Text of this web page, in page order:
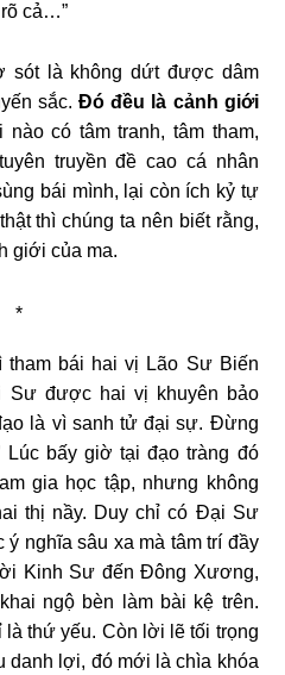
cả…”
sót là không dứt được dâm
sắc.Đó đều là cảnh giới
có tâm tranh, tâm tham,
truyền đề cao cá nhân
bái mình, lại còn ích kỷ tự
thì chúng ta nên biết rằng,
giới của ma.
*
bái hai vị Lão Sư Biến
Sư được hai vị khuyên bảo
là vì sanh tử đại sự. Đừng
bấy giờ tại đạo tràng đó
gia học tập, nhưng không
thị nầy. Duy chỉ có Đại Sư
nghĩa sâu xa mà tâm trí đầy
Kinh Sư đến Đông Xương,
ngộ bèn làm bài kệ trên.
thứ yếu. Còn lời lẽ tối trọng
danh lợi, đó mới là chìa khóa